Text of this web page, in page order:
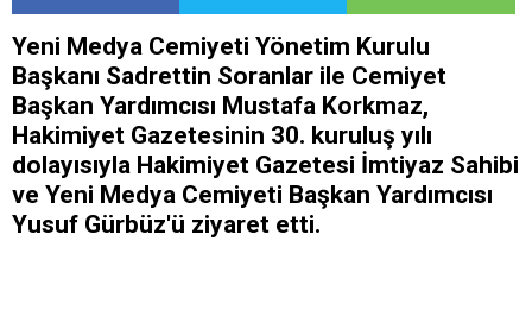
Yeni Medya Cemiyeti Yönetim Kurulu
Başkanı Sadrettin Soranlar ile Cemiyet
Başkan Yardımcısı Mustafa Korkmaz,
Hakimiyet Gazetesinin 30. kuruluş yılı
dolayısıyla Hakimiyet Gazetesi İmtiyaz Sahibi
ve Yeni Medya Cemiyeti Başkan Yardımcısı
Yusuf Gürbüz'ü ziyaret etti.